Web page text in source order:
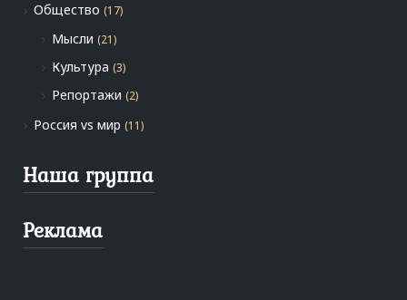
Общество (17)
Мысли (21)
Культура (3)
Репортажи (2)
Россия vs мир (11)
Наша группа
Реклама